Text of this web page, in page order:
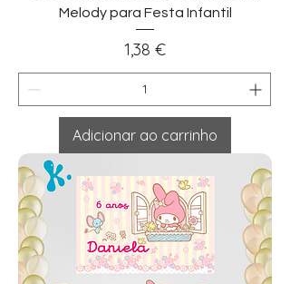
Melody para Festa Infantil
Preço
1,38 €
Adicionar ao carrinho